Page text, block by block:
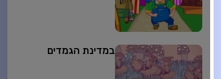
במדינת הגמדים